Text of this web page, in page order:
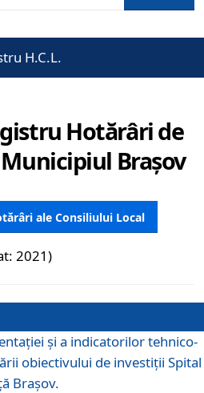
H.C.L.
Hotărâri de
Brașov
ale Consiliului Local
2021)
și a indicatorilor tehnico-
obiectivului de investiții Spital
Brașov.